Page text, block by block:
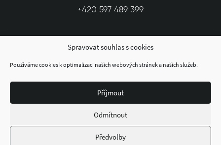
Spravovat souhlas s cookies
Používáme cookies k optimalizaci našich webových stránek a našich služeb.
Příjmout
Odmítnout
Předvolby
+420 597 489 399
© 2026 Dům kultury města Ostravy